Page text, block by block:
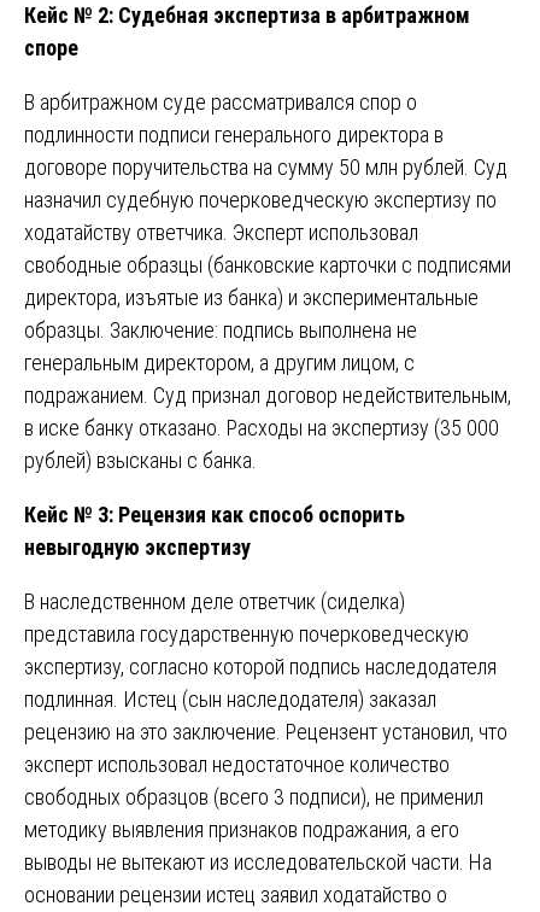
Кейс № 2: Судебная экспертиза в арбитражном
споре
В арбитражном суде рассматривался спор о
подлинности подписи генерального директора в
договоре поручительства на сумму 50 млн рублей. Суд
назначил судебную почерковедческую экспертизу по
ходатайству ответчика. Эксперт использовал
свободные образцы (банковские карточки с подписями
директора, изъятые из банка) и экспериментальные
образцы. Заключение: подпись выполнена не
генеральным директором, а другим лицом, с
подражанием. Суд признал договор недействительным,
в иске банку отказано. Расходы на экспертизу (35 000
рублей) взысканы с банка.
Кейс № 3: Рецензия как способ оспорить
невыгодную экспертизу
В наследственном деле ответчик (сиделка)
представила государственную почерковедческую
экспертизу, согласно которой подпись наследодателя
подлинная. Истец (сын наследодателя) заказал
рецензию на это заключение. Рецензент установил, что
эксперт использовал недостаточное количество
свободных образцов (всего 3 подписи), не применил
методику выявления признаков подражания, а его
выводы не вытекают из исследовательской части. На
основании рецензии истец заявил ходатайство о